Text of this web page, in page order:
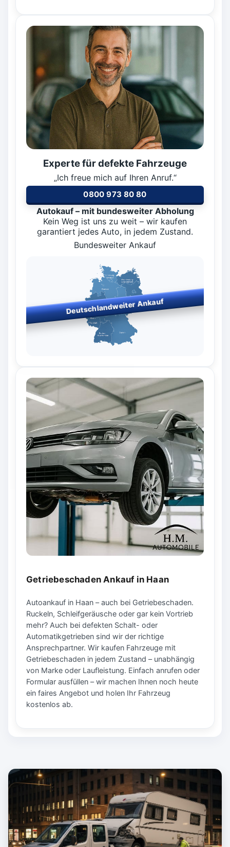
Experte für defekte Fahrzeuge
„Ich freue mich auf Ihren Anruf.“
0800 973 80 80
Autokauf – mit bundesweiter Abholung
Kein Weg ist uns zu weit – wir kaufen
garantiert jedes Auto, in jedem Zustand.
Bundesweiter Ankauf
Deutschlandweiter Ankauf
Bundesländern
Getriebeschaden Ankauf in Haan
Autoankauf in Haan – auch bei Getriebeschaden.
Ruckeln, Schleifgeräusche oder gar kein Vortrieb
mehr? Auch bei defekten Schalt- oder
Automatikgetrieben sind wir der richtige
Ansprechpartner. Wir kaufen Fahrzeuge mit
Getriebeschaden in jedem Zustand – unabhängig
von Marke oder Laufleistung. Einfach anrufen oder
Formular ausfüllen – wir machen Ihnen noch heute
ein faires Angebot und holen Ihr Fahrzeug
kostenlos ab.